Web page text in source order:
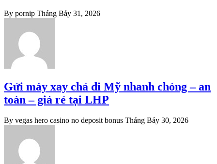
By pornip Tháng Bảy 31, 2026
Gửi máy xay chả đi Mỹ nhanh chóng – an
toàn – giá rẻ tại LHP
By vegas hero casino no deposit bonus Tháng Bảy 30, 2026